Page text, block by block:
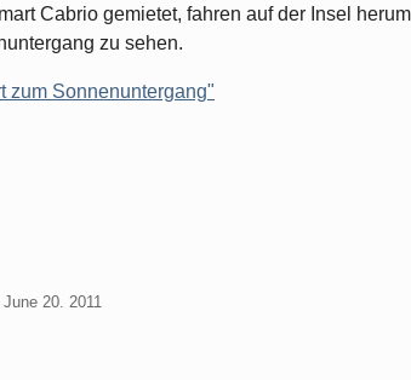
Cabrio gemietet, fahren auf der Insel herum
zu sehen.
zum Sonnenuntergang"
June 20. 2011